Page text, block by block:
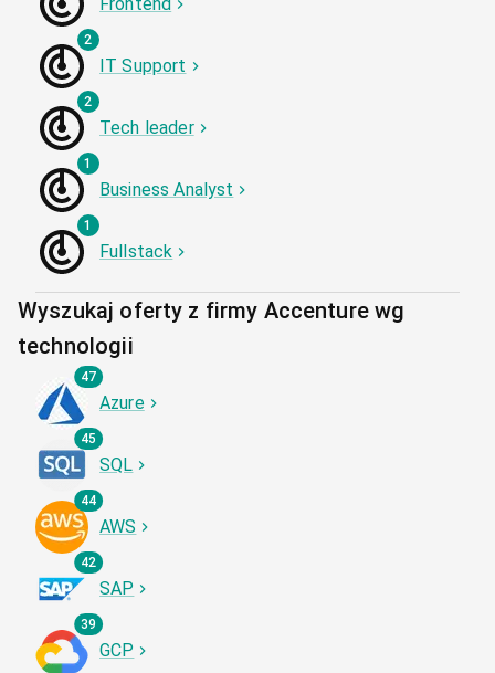
Frontend
2
IT Support
2
Tech leader
1
Business Analyst
1
Fullstack
Wyszukaj oferty z firmy Accenture wg
technologii
47
Azure
45
SQL
44
AWS
42
SAP
39
GCP